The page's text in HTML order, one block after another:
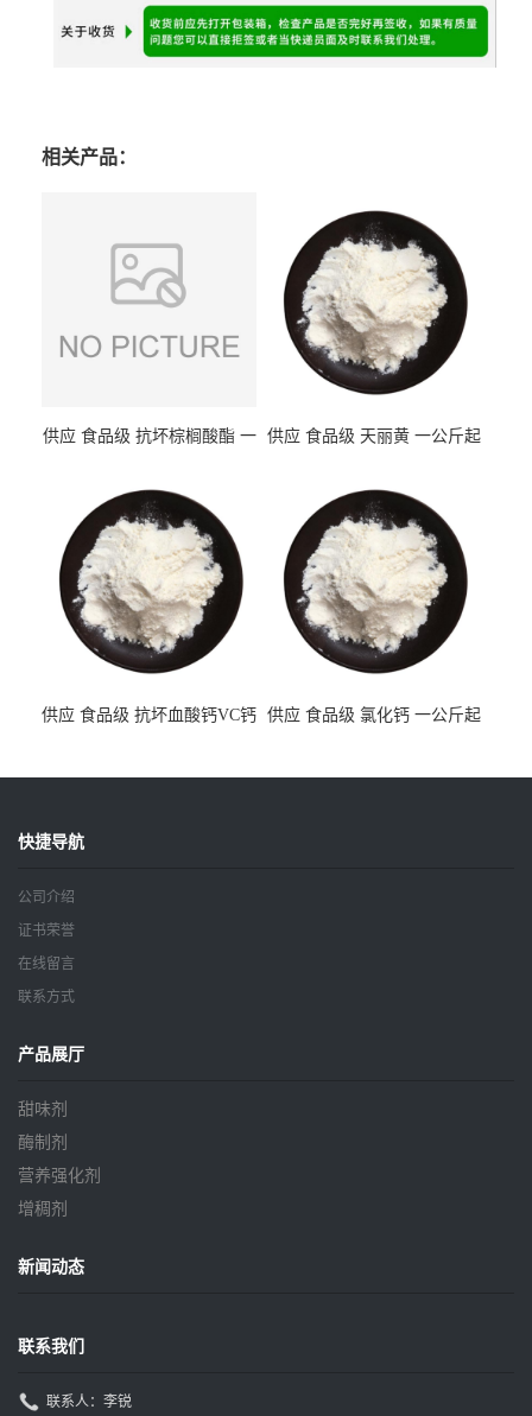
相关产品：
供应 食品级 抗坏棕榈酸酯 一
供应 食品级 天丽黄 一公斤起
供应 食品级 抗坏血酸钙VC钙 供应 食品级 氯化钙 一公斤起
快捷导航
公司介绍
证书荣誉
在线留言
联系方式
产品展厅
甜味剂
酶制剂
营养强化剂
增稠剂
新闻动态
联系我们
联系人：李锐